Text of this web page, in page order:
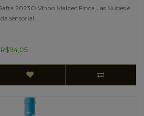
2023O Vinho Malbec Finca Las Nubes é
sensorial..